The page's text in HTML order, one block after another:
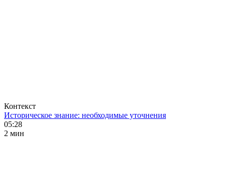
Контекст
Историческое знание: необходимые уточнения
05:28
2 мин